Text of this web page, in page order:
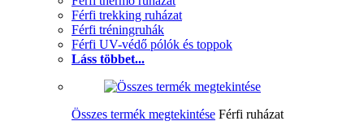
Férfi trekking ruházat
Férfi tréningruhák
Férfi UV-védő pólók és toppok
Láss többet...
Összes termék megtekintése Férfi ruházat